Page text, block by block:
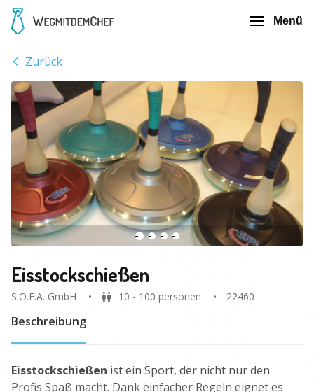
Menü
Zurück
Eisstockschießen
S.O.F.A. GmbH 10 - 100 personen 22460
Beschreibung
Eisstockschießen ist ein Sport, der nicht nur den
Profis Spaß macht. Dank einfacher Regeln eignet es